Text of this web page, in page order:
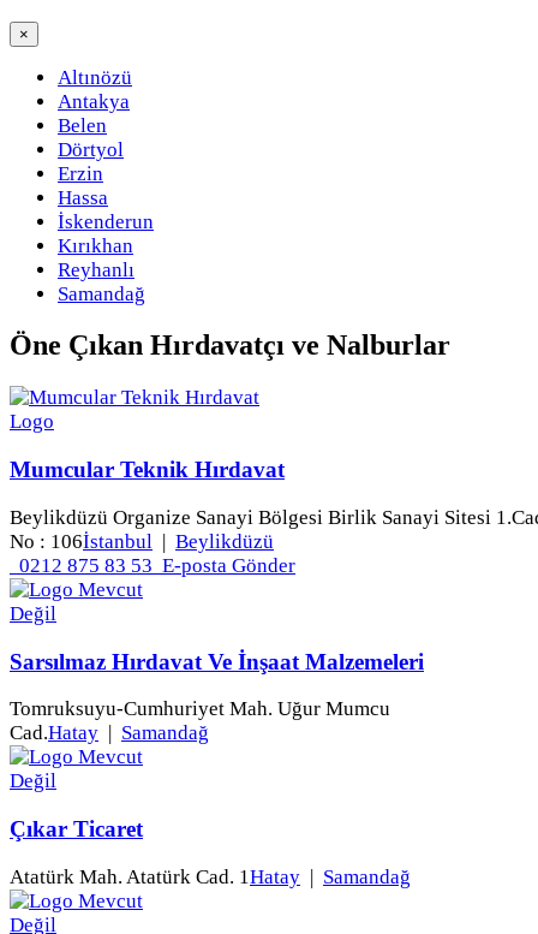
×
Altınözü
Antakya
Belen
Dörtyol
Erzin
Hassa
İskenderun
Kırıkhan
Reyhanlı
Samandağ
Öne Çıkan Hırdavatçı ve Nalburlar
Mumcular Teknik Hırdavat
Beylikdüzü Organize Sanayi Bölgesi Birlik Sanayi Sitesi
No : 106İstanbul | Beylikdüzü
0212 875 83 53 E-posta Gönder
Sarsılmaz Hırdavat Ve İnşaat Malzemeleri
Tomruksuyu-Cumhuriyet Mah. Uğur Mumcu
Cad.Hatay Samandağ
Çıkar Ticaret
Atatürk Mah. Atatürk Cad. 1Hatay | Samandağ